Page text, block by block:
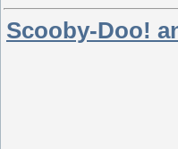
Scooby-Doo!